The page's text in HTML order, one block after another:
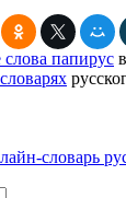
папирус
словарь